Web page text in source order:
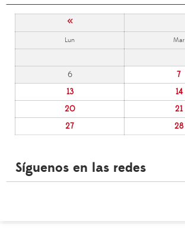
«
Lun Mar
6
7
13
14
20
21
27
28
Síguenos en las redes